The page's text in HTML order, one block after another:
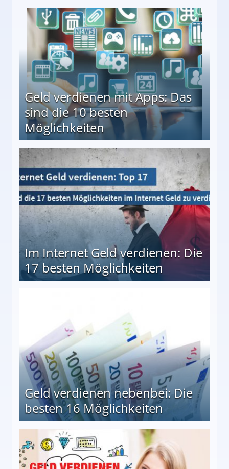
↻ Täglich neue Produkttests
Geld verdienen mit Apps: Das
sind die 10 besten
Möglichkeiten
besten Möglichkeiten
Im Internet Geld verdienen: Die
17 besten Möglichkeiten
Geld verdienen nebenbei: Die
besten 16 Möglichkeiten